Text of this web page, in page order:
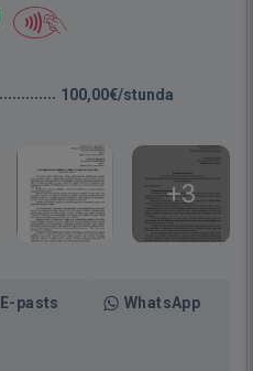
100,00€/stunda
+3
E-pasts WhatsApp